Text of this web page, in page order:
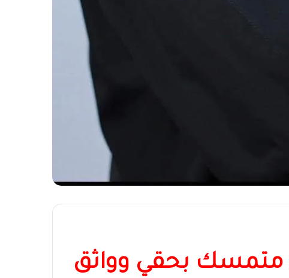
متمسك بحقي وواثق